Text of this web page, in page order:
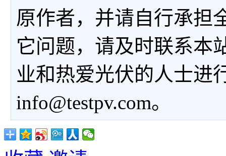
原作者，并请自行承担
它问题，请及时联系本
业和热爱光伏的人士进
info@testpv.com。